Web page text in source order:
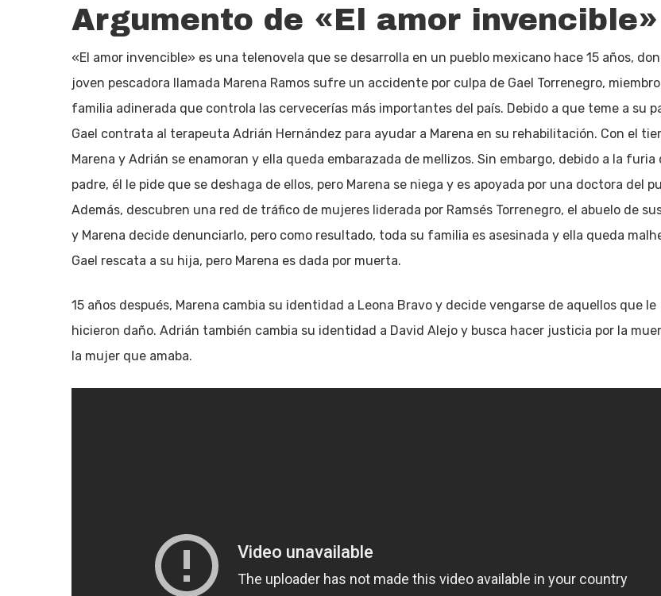
Argumento de «El amor invencible»
«El amor invencible» es una telenovela que se desarrolla en un pueblo mexicano hace 15 años,
joven pescadora llamada Marena Ramos sufre un accidente por culpa de Gael Torrenegro,
familia adinerada que controla las cervecerías más importantes del país. Debido a que teme a su
Gael contrata al terapeuta Adrián Hernández para ayudar a Marena en su rehabilitación. Con el
Marena y Adrián se enamoran y ella queda embarazada de mellizos. Sin embargo, debido a la furia
padre, él le pide que se deshaga de ellos, pero Marena se niega y es apoyada por una doctora del
Además, descubren una red de tráfico de mujeres liderada por Ramsés Torrenegro, el abuelo de
y Marena decide denunciarlo, pero como resultado, toda su familia es asesinada y ella queda
Gael rescata a su hija, pero Marena es dada por muerta.
15 años después, Marena cambia su identidad a Leona Bravo y decide vengarse de aquellos que le
hicieron daño. Adrián también cambia su identidad a David Alejo y busca hacer justicia por la
la mujer que amaba.